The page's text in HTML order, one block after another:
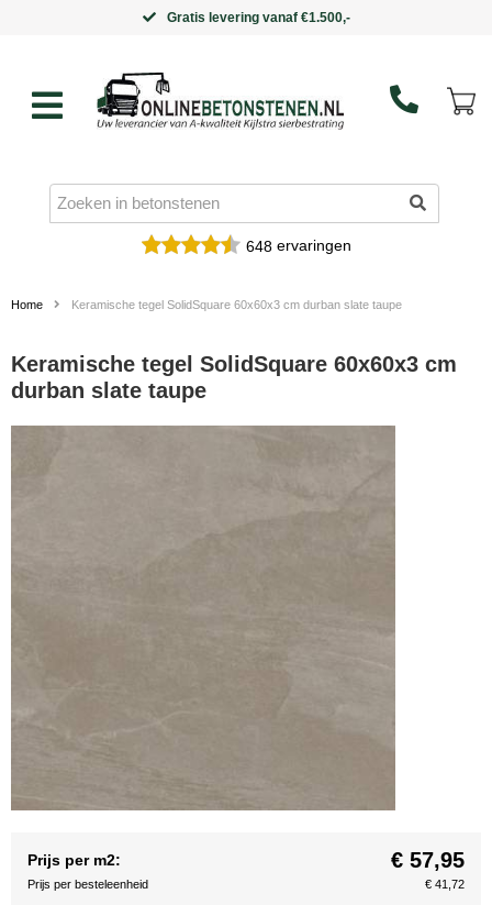
Gratis levering vanaf €1.500,-
648ervaringen
Home Keramische tegel SolidSquare 60x60x3 cm durban slate taupe
Keramische tegel SolidSquare 60x60x3 cm
durban slate taupe
Prijs per m2: € 57,95
Prijs per besteleenheid € 41,72